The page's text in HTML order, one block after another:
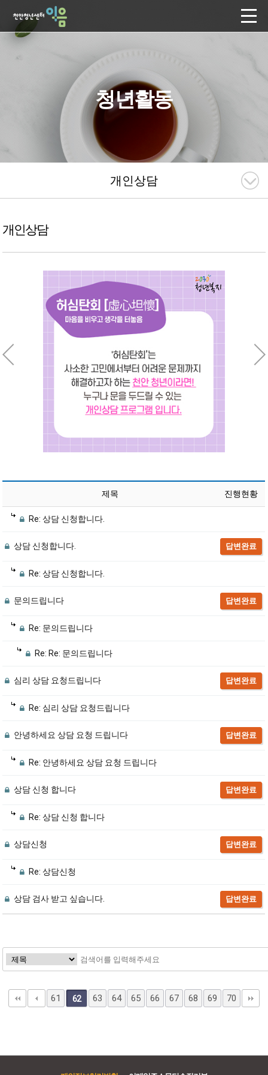
청년활동
개인상담
개인상담
제목 진행현황
Re: 상담 신청합니다.
상담 신청합니다. 답변완료
Re: 상담 신청합니다.
문의드립니다 답변완료
Re: 문의드립니다
Re: Re: 문의드립니다
심리 상담 요청드립니다 답변완료
Re: 심리 상담 요청드립니다
안녕하세요 상담 요청 드립니다 답변완료
Re: 안녕하세요 상담 요청 드립니다
상담 신청 합니다 답변완료
Re: 상담 신청 합니다
상담신청 답변완료
Re: 상담신청
상담 검사 받고 싶습니다. 답변완료
61 62 63 64 65 66 67 68 69 70